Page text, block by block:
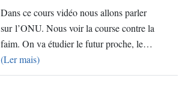
Dans ce cours vidéo nous allons parler
sur l’ONU. Nous voir la course contre la
faim. On va étudier le futur proche, le…
(Ler mais)